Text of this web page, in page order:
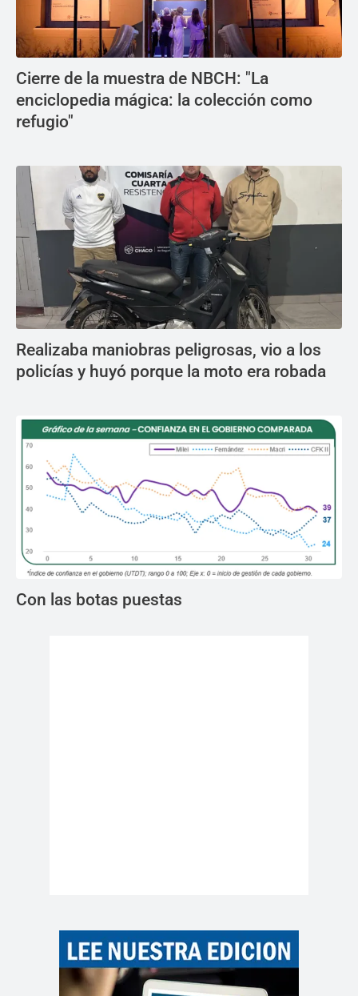
Cierre de la muestra de NBCH: "La
enciclopedia mágica: la colección como
refugio"
Realizaba maniobras peligrosas, vio a los
policías y huyó porque la moto era robada
Con las botas puestas